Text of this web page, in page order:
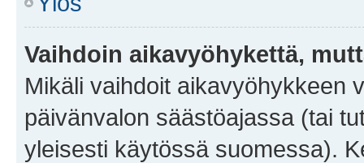
Vaihdoin aikavyöhykettä,
Mikäli vaihdoit aikavyöhykkeen
päivänvalon säästöajassa (tai
yleisesti käytössä suomessa).